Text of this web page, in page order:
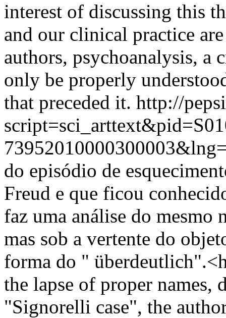
interest of discussing this
and our clinical practice
authors, psychoanalysis, a
only be properly
that preceded it. http://
do episódio de
Freud e que ficou
faz uma análise do mesmo
mas sob a vertente do
forma do "
the lapse of proper names,
"Signorelli case", the